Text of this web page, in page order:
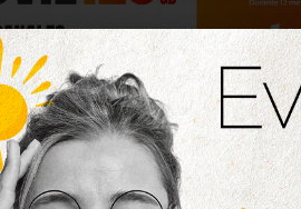
conseguido el segundo
al estilo turresilano,
que el tercer galardón ha
con mayonesa de